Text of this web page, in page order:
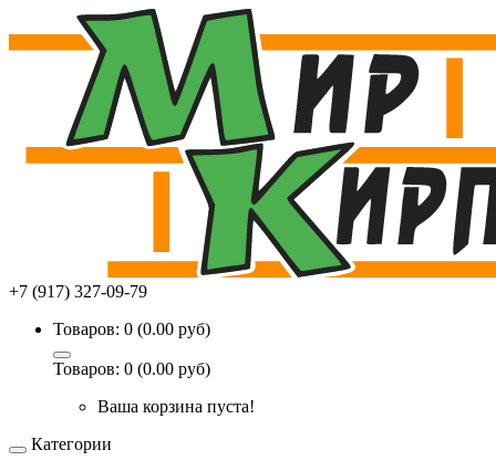
+7 (917) 327-09-79
Товаров: 0 (0.00 руб)
Товаров: 0 (0.00 руб)
Ваша корзина пуста!
Категории